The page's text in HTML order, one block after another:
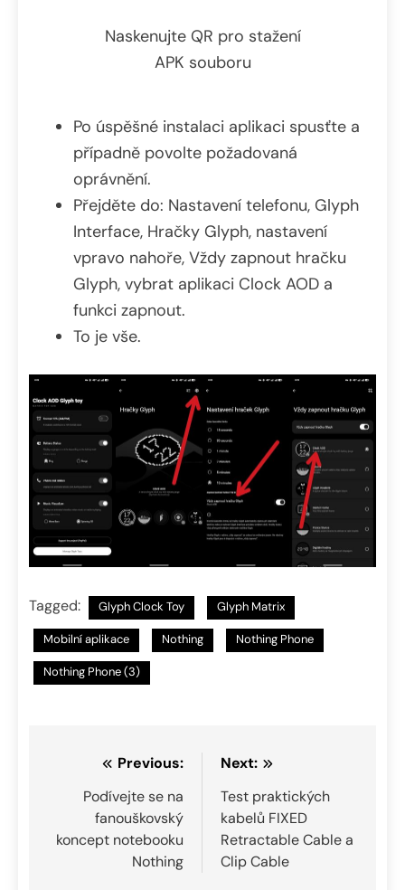
Naskenujte QR pro stažení
APK souboru
Po úspěšné instalaci aplikaci spusťte a
případně povolte požadovaná
oprávnění.
Přejděte do: Nastavení telefonu, Glyph
Interface, Hračky Glyph, nastavení
vpravo nahoře, Vždy zapnout hračku
Glyph, vybrat aplikaci Clock AOD a
funkci zapnout.
To je vše.
Tagged: Glyph Clock Toy Glyph Matrix
Mobilní aplikace Nothing Nothing Phone
Nothing Phone (3)
Navigace
příspěvek
Previous:
Podívejte se na
fanouškovský
koncept notebooku
Nothing
Next:
Test praktických
kabelů FIXED
Retractable Cable a
Clip Cable